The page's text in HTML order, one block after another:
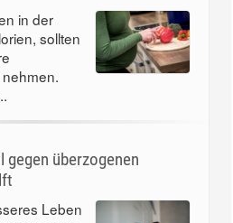
in der
sollten
überzogenen
Leben